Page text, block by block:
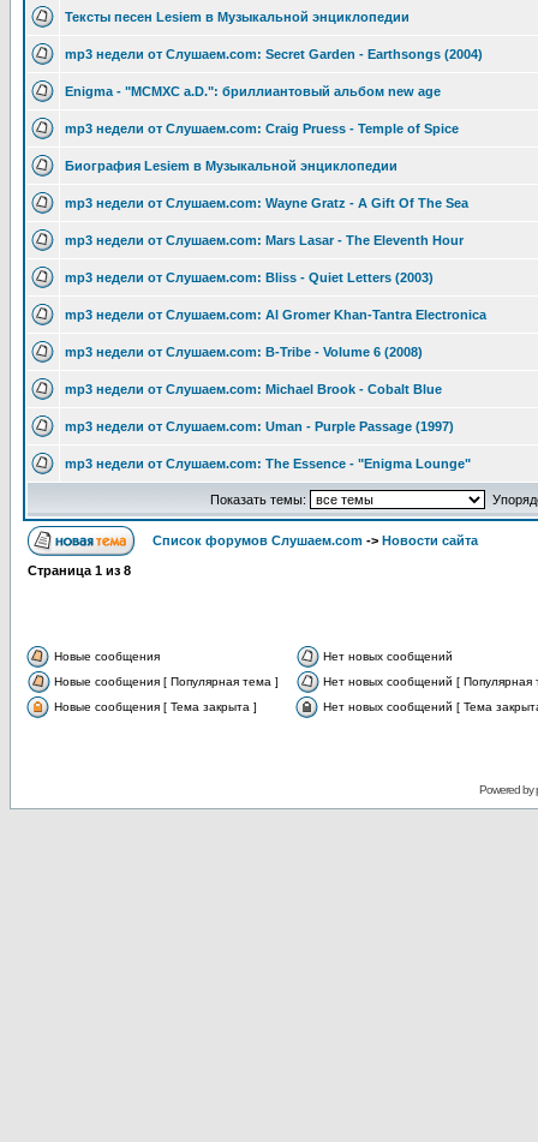
Тексты песен Lesiem в Музыкальной энциклопедии
mp3 недели от Слушаем.com: Secret Garden - Earthsongs (2004)
Enigma - "MCMXC a.D.": бриллиантовый альбом new age
mp3 недели от Слушаем.com: Craig Pruess - Temple of Spice
Биография Lesiem в Музыкальной энциклопедии
mp3 недели от Слушаем.com: Wayne Gratz - A Gift Of The Sea
mp3 недели от Слушаем.com: Mars Lasar - The Eleventh Hour
mp3 недели от Слушаем.com: Bliss - Quiet Letters (2003)
mp3 недели от Слушаем.com: Al Gromer Khan-Tantra Electronica
mp3 недели от Слушаем.com: B-Tribe - Volume 6 (2008)
mp3 недели от Слушаем.com: Michael Brook - Cobalt Blue
mp3 недели от Слушаем.com: Uman - Purple Passage (1997)
mp3 недели от Слушаем.com: The Essence - "Enigma Lounge"
Показать темы:
Список форумов Слушаем.com -> Новости сайта
Страница 1 из 8
Новые сообщения
Нет новых сообщений
Новые сообщения [ Популярная тема ]
Нет новых сообщений [ Популярная
Новые сообщения [ Тема закрыта ]
Нет новых сообщений [ Тема
Powered by